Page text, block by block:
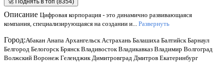
Описание Цифровая корпорация - это динамично развивающаяся
компания, специализирующаяся на создании и...
Развернуть
Город:Абакан Анапа Архангельск Астрахань Балашиха Балтийск Барнаул
Белгород Белогорск Брянск Владивосток Владикавказ Владимир Волгоград
Волжский Воронеж Геленджик Димитровград Дмитров Екатеринбург